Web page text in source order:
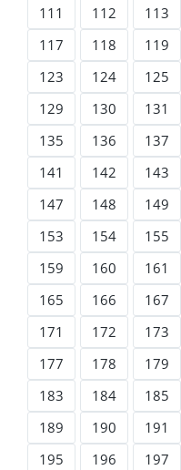
111
112 113
117
118 119
123
124 125
129
130 131
135
136 137
141
142 143
147
148 149
153
154 155
159
160 161
165
166 167
171
172 173
177
178 179
183
184 185
189
190 191
195
196 197